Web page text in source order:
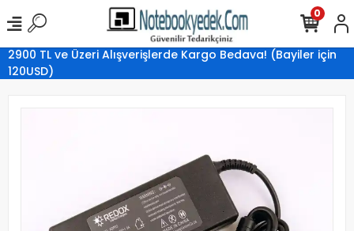
2900 TL ve Üzeri Alışverişlerde Kargo Bedava! (Bayiler için
120USD)
0